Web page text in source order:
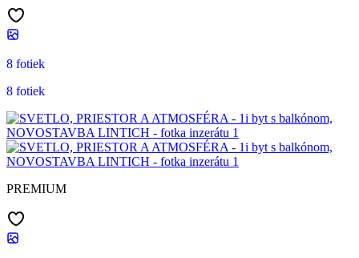
8 fotiek
8 fotiek
PREMIUM